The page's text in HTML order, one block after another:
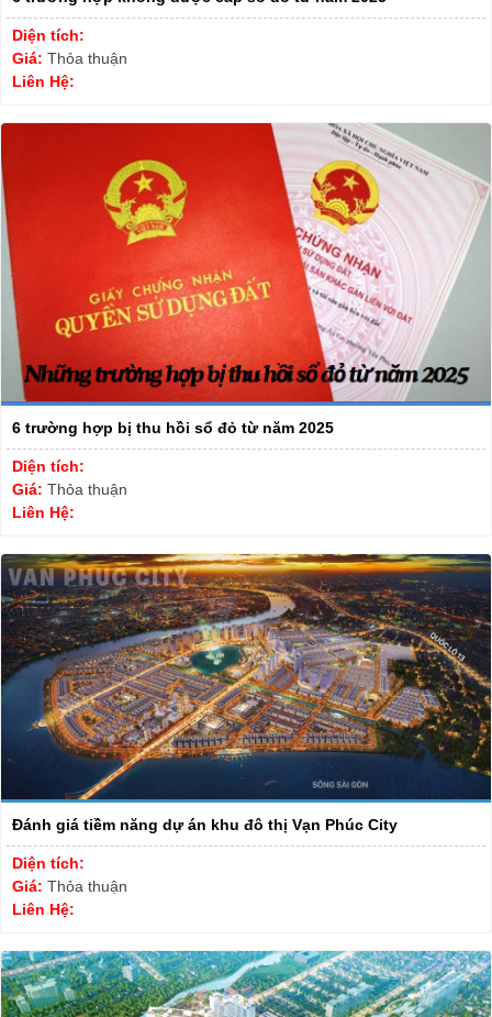
Diện tích:
Giá: Thỏa thuận
Liên Hệ:
6 trường hợp bị thu hồi sổ đỏ từ năm 2025
Diện tích:
Giá: Thỏa thuận
Liên Hệ:
Đánh giá tiềm năng dự án khu đô thị Vạn Phúc City
Diện tích:
Giá: Thỏa thuận
Liên Hệ: